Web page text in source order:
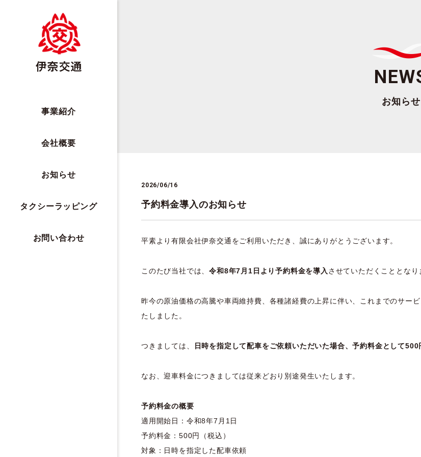
事業紹介
会社概要
お知らせ
タクシーラッピング
お問い合わせ
お知らせ
2026/06/16
予約料金導入のお知らせ
平素より有限会社伊奈交通をご利用いただき、誠にありがとうございます。
このたび当社では、令和8年7月1日より予約料金を導入 させていただくこととなり
昨今の原油価格の高騰や車両維持費、各種諸経費の上昇に伴い、これまでのサー
たしました。
つきましては、 日時を指定して配車をご依頼いただいた場合、予約料金として500
なお、迎車料金につきましては従来どおり別途発生いたします。
予約料金の概要
適用開始日：令和8年7月1日
予約料金：500円（税込）
対象：日時を指定した配車依頼